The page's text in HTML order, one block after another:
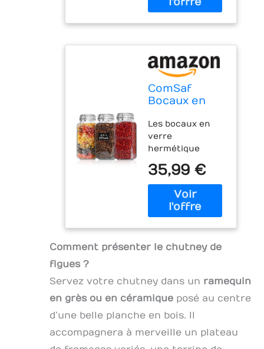
comprend 2
verre
transparent,
vous pouvez
rapidement et
facilement savoir
quand il est
pour le stockage
et la
conservation de
divers
ingrédients tels
que confiture,
gelée, chutneys,
riz, sucre, farine,
thé, café, épices,
【Sûr à utiliser】
conservation
en verre
borosilicate épais
de haute qualité,
qui est plus léger
ComSaf
Bocaux en
hermétiques
2,3 L, lot de 3,
fermeture à
crochet
Les bocaux en
verre
hermétique
2300ml sont
fabriqués en
verre de qualité
alimentaire, non
Chaque bocal en
équipé d’un joint
en silicone et
d’une fermeture
en acier
inoxydable,
garantissant une
35,99 €
Comment présenter le chutney de
figues ?
Servez votre chutney dans un ramequin
en grès ou en céramique posé au centre
d’une belle planche en bois. Il
accompagnera à merveille un plateau